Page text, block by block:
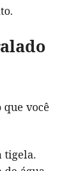
você
tigela.